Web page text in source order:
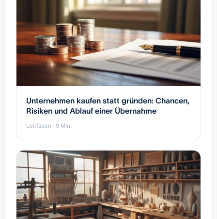
Unternehmen kaufen statt gründen: Chancen,
Risiken und Ablauf einer Übernahme
Leitfaden · 9 Min.